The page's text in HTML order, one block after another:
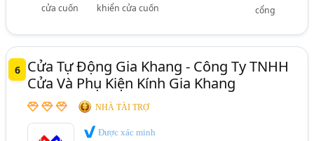
cửa cuốn
khiển cửa cuốn
cổng
6
Cửa Tự Động Gia Khang - Công Ty TNHH
Cửa Và Phụ Kiện Kính Gia Khang
NHÀ TÀI TRỢ
Được xác minh